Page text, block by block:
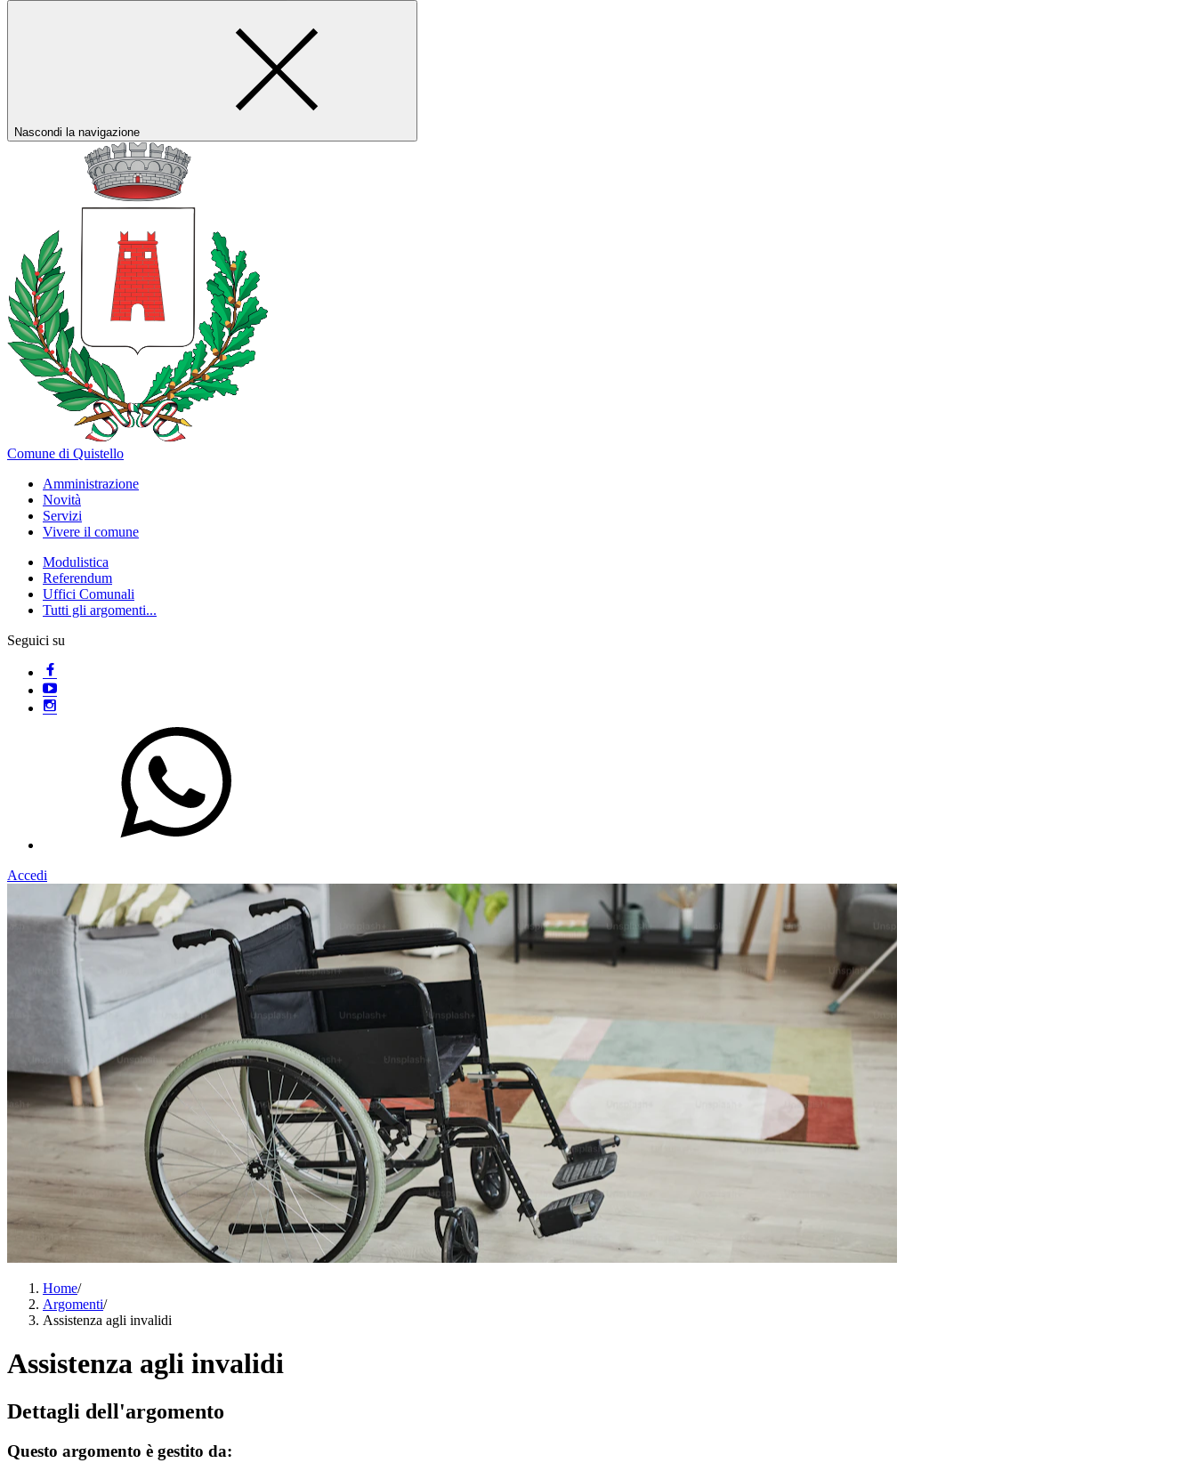
Nascondi la navigazione
Comune di Quistello
Amministrazione
Novità
Servizi
Vivere il comune
Modulistica
Referendum
Uffici Comunali
Tutti gli argomenti...
Seguici su
Accedi
Home/
Argomenti/
Assistenza agli invalidi
Assistenza agli invalidi
Dettagli dell'argomento
Questo argomento è gestito da: